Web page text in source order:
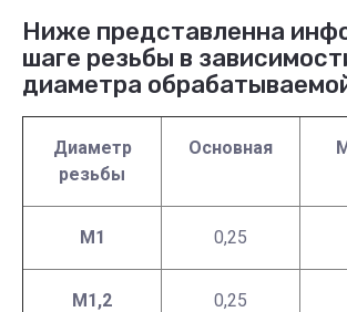
Ниже представленна
шаге резьбы в
диаметра
Диаметр
резьбы
Основная
М1 0,25
М1,2 0,25